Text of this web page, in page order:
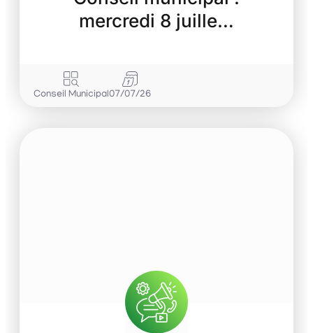
mercredi 8 juille…
Conseil Municipal07/07/26